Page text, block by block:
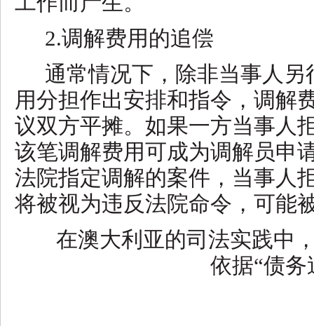
2.调解费用的追偿
通常情况下，除非当事人
用分担作出安排和指令，调解
议双方平摊。如果一方当事人
该笔调解费用可成为调解员申
法院指定调解的案件，当事人
将被视为违反法院命令，可能
在澳大利亚的司法实践中
依据“债